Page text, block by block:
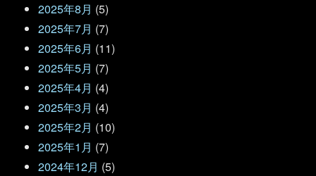
2025年8月 (5)
2025年7月 (7)
2025年6月 (11)
2025年5月 (7)
2025年4月 (4)
2025年3月 (4)
2025年2月 (10)
2025年1月 (7)
2024年12月 (5)